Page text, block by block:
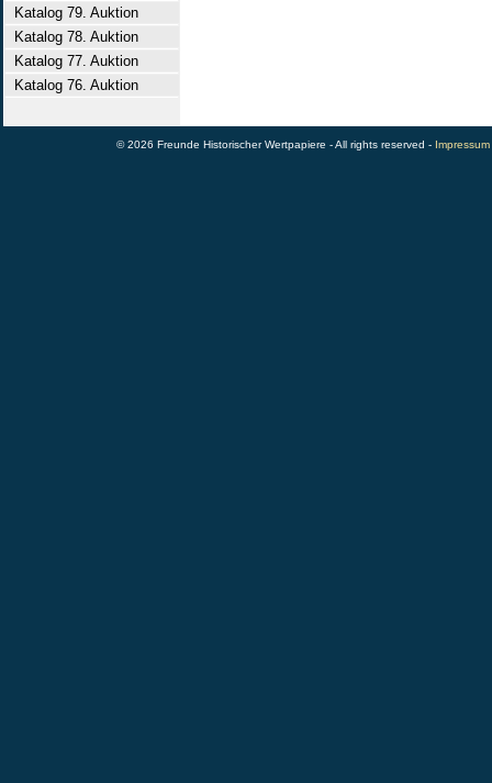
Katalog 79. Auktion
Katalog 78. Auktion
Katalog 77. Auktion
Katalog 76. Auktion
© 2026 Freunde Historischer Wertpapiere - All rights reserved - Impressum